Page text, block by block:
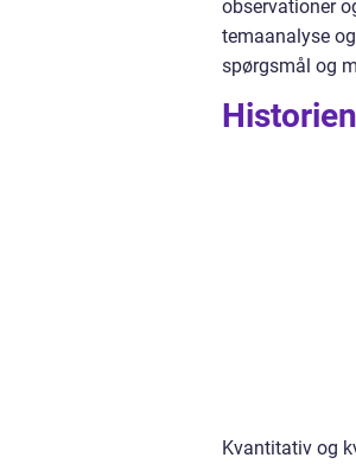
observationer
temaanalyse
spørgsmål og
Kvantitativ og